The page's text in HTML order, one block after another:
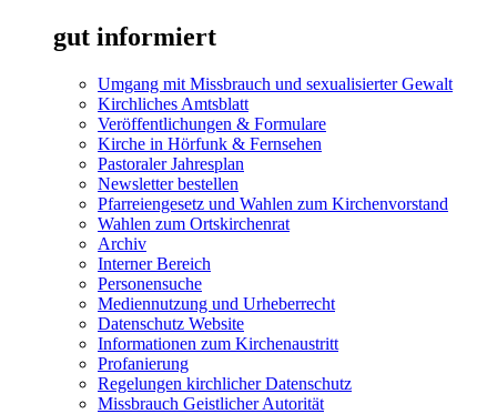
gut informiert
Umgang mit Missbrauch und sexualisierter Gewalt
Kirchliches Amtsblatt
Veröffentlichungen & Formulare
Kirche in Hörfunk & Fernsehen
Pastoraler Jahresplan
Newsletter bestellen
Pfarreiengesetz und Wahlen zum Kirchenvorstand
Wahlen zum Ortskirchenrat
Archiv
Interner Bereich
Personensuche
Mediennutzung und Urheberrecht
Datenschutz Website
Informationen zum Kirchenaustritt
Profanierung
Regelungen kirchlicher Datenschutz
Missbrauch Geistlicher Autorität